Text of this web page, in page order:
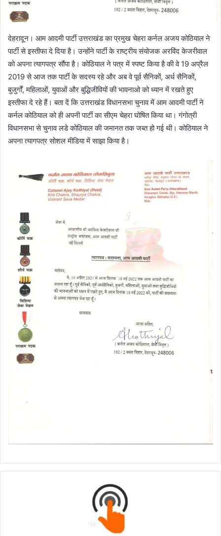
देहरादून। आम आदमी पार्टी उत्तराखंड का प्रमुख चेहरा कर्नल अजय कोठियाल ने
पार्टी से इस्तीफा दे दिया है। उन्होंने पार्टी के राष्ट्रीय संयोजक अरविंद केजरीवाल
को अपना त्यागपत्र सौंपा है। कोठियाल ने पत्र में स्पष्ट किया है की वे 19 अप्रैल
2019 से आज तक पार्टी के सदस्य रहे और अब वे पूर्व सैनिकों, अर्ध सैनिकों,
बुजुर्गों, महिलाओं, युवाओं और बुद्धिजीवियों की भावनाओ को ध्यान में रखते हुए
इस्तीफा दे रहे हैं। बता दें कि उत्तराखंड विधानसभा चुनाव में आम आदमी पार्टी ने
कर्नल कोठियाल को ही अपनी पार्टी का सीएम चेहरा घोषित किया था। गंगोत्री
विधानसभा से चुनाव लडे कोठियाल की जमानत तक जब्त हो गई थी। कोठियाल ने
अपना त्यागपत्र सोशल मीडिया में साझा किया है।